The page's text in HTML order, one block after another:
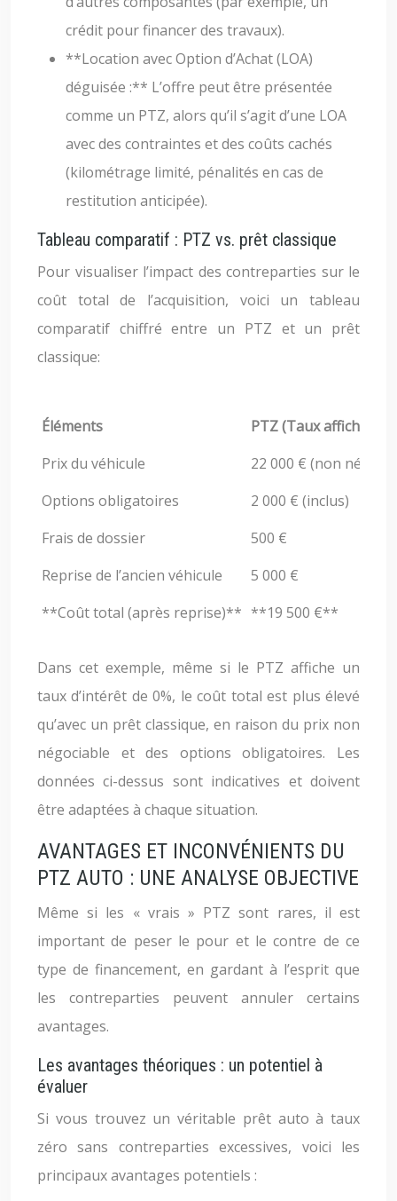
crédit pour financer des travaux).
**Location avec Option d’Achat (LOA)
déguisée :** L’offre peut être présentée
comme un PTZ, alors qu’il s’agit d’une LOA
avec des contraintes et des coûts cachés
(kilométrage limité, pénalités en cas de
restitution anticipée).
Tableau comparatif : PTZ vs. prêt classique
Pour visualiser l’impact des contreparties sur le
coût total de l’acquisition, voici un tableau
comparatif chiffré entre un PTZ et un prêt
classique:
Éléments
PTZ (Taux affiché 0%)
Prix du véhicule
22 000 € (non
Options obligatoires
2 000 € (inclus)
Frais de dossier
500 €
Reprise de l’ancien véhicule
5 000 €
**Coût total (après reprise)** **19 500 €**
Dans cet exemple, même si le PTZ affiche un
taux d’intérêt de 0%, le coût total est plus élevé
qu’avec un prêt classique, en raison du prix non
négociable et des options obligatoires. Les
données ci-dessus sont indicatives et doivent
être adaptées à chaque situation.
AVANTAGES ET INCONVÉNIENTS DU
PTZ AUTO : UNE ANALYSE OBJECTIVE
Même si les « vrais » PTZ sont rares, il est
important de peser le pour et le contre de ce
type de financement, en gardant à l’esprit que
les contreparties peuvent annuler certains
avantages.
Les avantages théoriques : un potentiel à
évaluer
Si vous trouvez un véritable prêt auto à taux
zéro sans contreparties excessives, voici les
principaux avantages potentiels :